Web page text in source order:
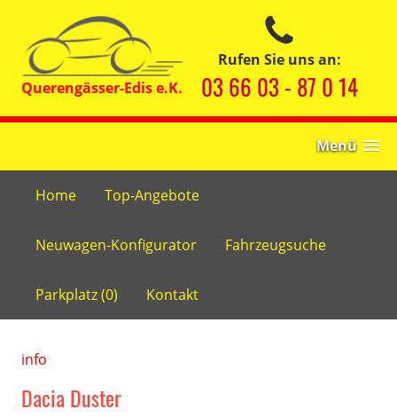
Rufen Sie uns an:
03 66 03 - 87 0 14
Menü
Home Top-Angebote
Neuwagen-Konfigurator Fahrzeugsuche
Parkplatz (0) Kontakt
info
Dacia Duster